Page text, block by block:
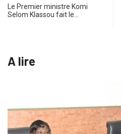
Le Premier ministre Komi
Selom Klassou fait le…
A lire